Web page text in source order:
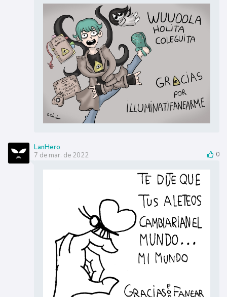
LanHero
7 de mar. de 2022
0